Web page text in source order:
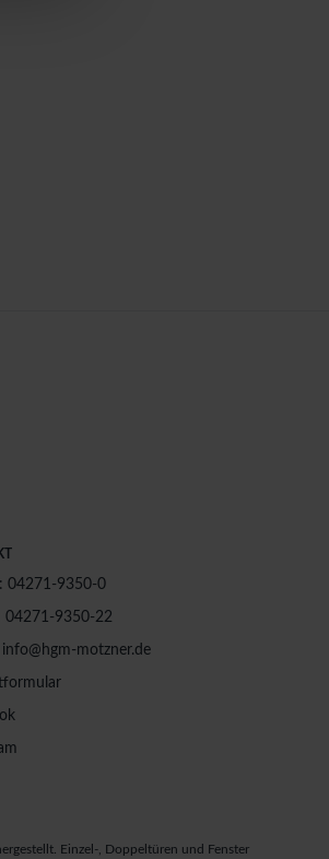
04271-9350-0
04271-9350-22
info@hgm-motzner.de
Einzel-, Doppeltüren und Fenster